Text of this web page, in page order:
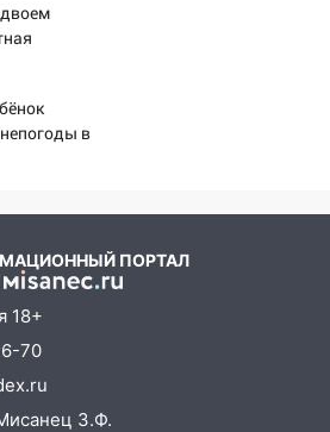
звезды сулят
— испытания на
проспекте Тюленева
обманули 92-летнюю
области
на трассе и
дело
на 6 августа в
в
ПОРТАЛ
18+
70
З.Ф.